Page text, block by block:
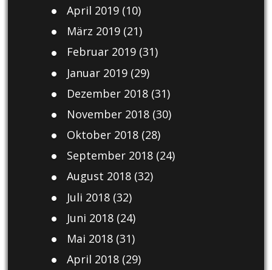
April 2019(10)
März 2019(21)
Februar 2019(31)
Januar 2019(29)
Dezember 2018(31)
November 2018(30)
Oktober 2018(28)
September 2018(24)
August 2018(32)
Juli 2018(32)
Juni 2018(24)
Mai 2018(31)
April 2018(29)